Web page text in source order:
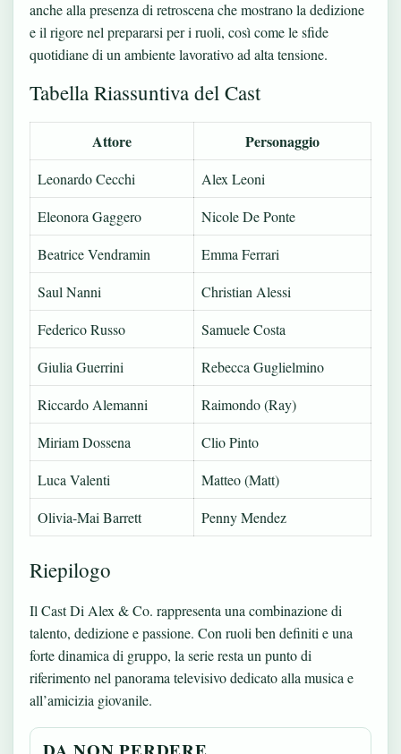
anche alla presenza di retroscena che mostrano la dedizione
e il rigore nel prepararsi per i ruoli, così come le sfide
quotidiane di un ambiente lavorativo ad alta tensione.
Tabella Riassuntiva del Cast
Attore Personaggio
Leonardo Cecchi
Alex Leoni
Eleonora Gaggero
Nicole De Ponte
Beatrice Vendramin
Emma Ferrari
Saul Nanni
Christian Alessi
Federico Russo
Samuele Costa
Giulia Guerrini
Rebecca Guglielmino
Riccardo Alemanni
Raimondo (Ray)
Miriam Dossena
Clio Pinto
Luca Valenti
Matteo (Matt)
Olivia-Mai Barrett
Penny Mendez
Riepilogo
Il Cast Di Alex & Co. rappresenta una combinazione di
talento, dedizione e passione. Con ruoli ben definiti e una
forte dinamica di gruppo, la serie resta un punto di
riferimento nel panorama televisivo dedicato alla musica e
all’amicizia giovanile.